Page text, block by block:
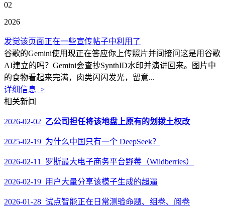
02
2026
发觉该页面正在一些宣传帖子中利用了
谷歌的Gemini使用现正在答应你上传照片并间接问这是用谷歌
AI建立的吗？Gemini会查抄SynthID水印并演讲回来。图片中
的食物看起来完满，肉类闪闪发光，留意...
详细信息 >
相关新闻
2026-02-02 乙公司担任将该地盘上原有的划拨土权改
2025-02-19 为什么中国只有一个 DeepSeek？
2026-02-11 罗斯最大电子商务平台野莓（Wildberries）
2026-02-19 用户大量分享该模子生成的超逼
2026-01-28 试点智能正在日常测验命题、组卷、阅卷